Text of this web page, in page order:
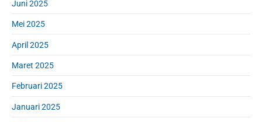
Juni 2025
Mei 2025
April 2025
Maret 2025
Februari 2025
Januari 2025